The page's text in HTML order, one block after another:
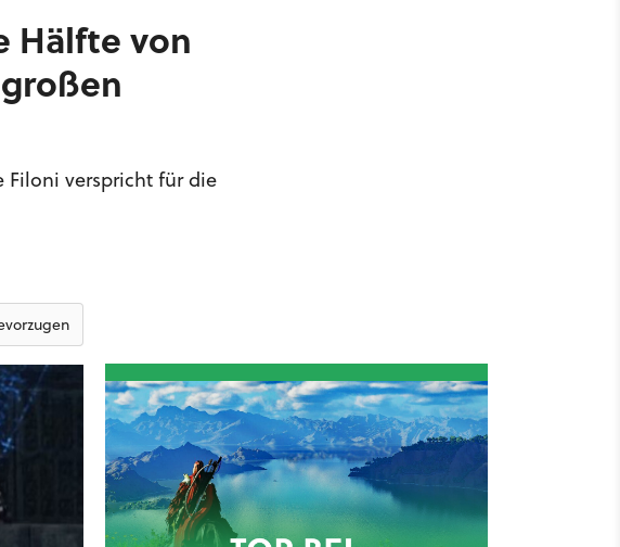
Hälfte von
Filoni verspricht für die